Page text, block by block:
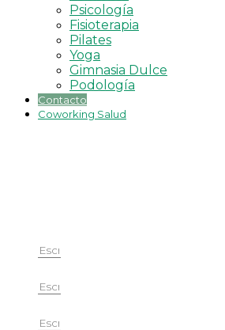
Psicología
Fisioterapia
Pilates
Yoga
Gimnasia Dulce
Podología
Contacto
Coworking Salud